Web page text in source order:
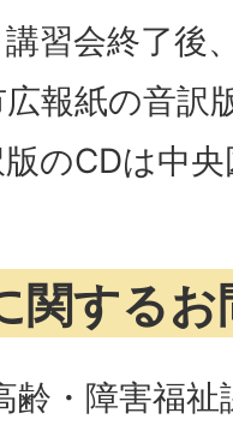
習会終了後
報紙の音訳
のCDは中
関する
齢・障害福